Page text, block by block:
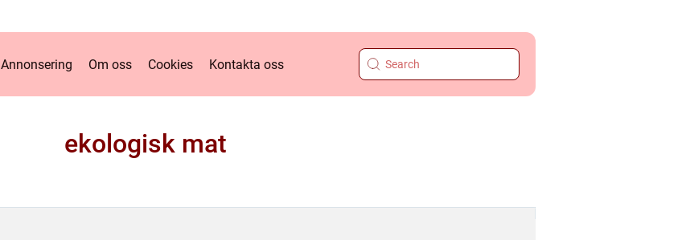
Annonsering Om oss Cookies Kontakta oss
ekologisk mat